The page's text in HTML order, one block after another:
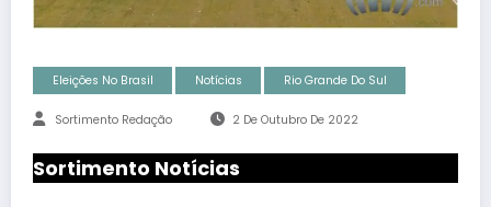
Eleições No Brasil Notícias Rio Grande Do Sul
Sortimento Redação 2 De Outubro De 2022
Sortimento Notícias